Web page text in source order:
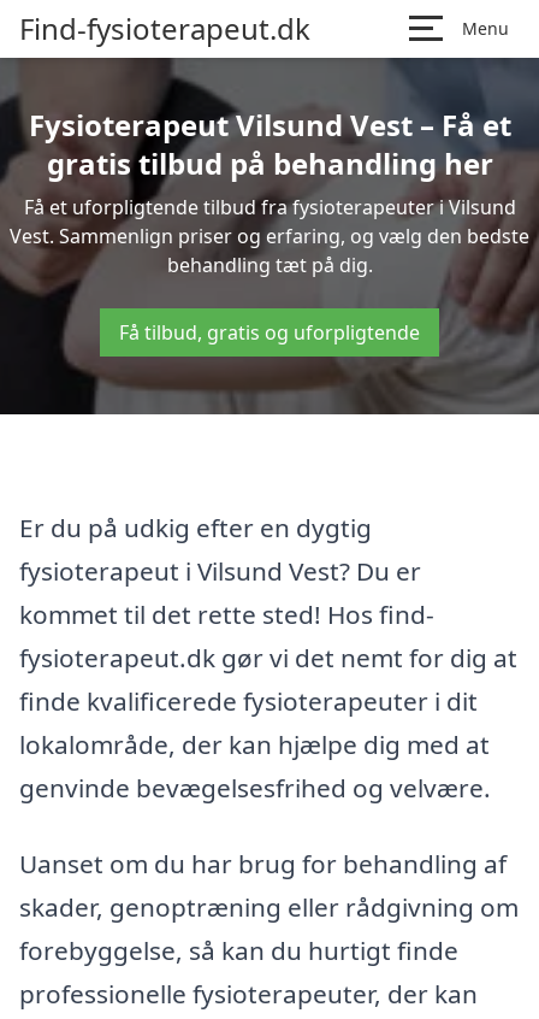
Find-fysioterapeut.dk Menu
Fysioterapeut Vilsund Vest – Få et
gratis tilbud på behandling her
Få et uforpligtende tilbud fra fysioterapeuter i Vilsund
Vest. Sammenlign priser og erfaring, og vælg den bedste
behandling tæt på dig.
Få tilbud, gratis og uforpligtende
Er du på udkig efter en dygtig
fysioterapeut i Vilsund Vest? Du er
kommet til det rette sted! Hos find-
fysioterapeut.dk gør vi det nemt for dig at
finde kvalificerede fysioterapeuter i dit
lokalområde, der kan hjælpe dig med at
genvinde bevægelsesfrihed og velvære.
Uanset om du har brug for behandling af
skader, genoptræning eller rådgivning om
forebyggelse, så kan du hurtigt finde
professionelle fysioterapeuter, der kan